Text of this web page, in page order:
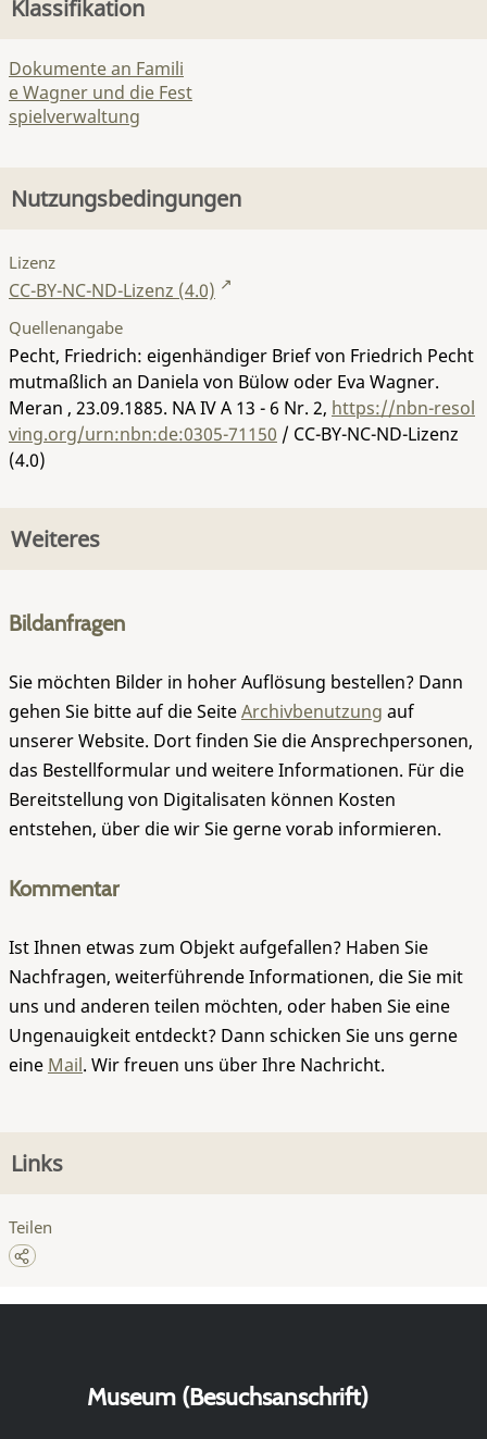
Klassifikation
Dokumente an Famili
e Wagner und die Fest
spielverwaltung
Nutzungsbedingungen
Lizenz
CC-BY-NC-ND-Lizenz (4.0)
Quellenangabe
Pecht, Friedrich: eigenhändiger Brief von Friedrich Pecht
mutmaßlich an Daniela von Bülow oder Eva Wagner.
Meran , 23.09.1885. NA IV A 13 - 6 Nr. 2, https://nbn-resol
ving.org/urn:nbn:de:0305-71150 / CC-BY-NC-ND-Lizenz
(4.0)
Weiteres
Bildanfragen
Sie möchten Bilder in hoher Auflösung bestellen? Dann
gehen Sie bitte auf die SeiteArchivbenutzung auf
unserer Website. Dort finden Sie die Ansprechpersonen,
das Bestellformular und weitere Informationen. Für die
Bereitstellung von Digitalisaten können Kosten
entstehen, über die wir Sie gerne vorab informieren.
Kommentar
Ist Ihnen etwas zum Objekt aufgefallen? Haben Sie
Nachfragen, weiterführende Informationen, die Sie mit
uns und anderen teilen möchten, oder haben Sie eine
Ungenauigkeit entdeckt? Dann schicken Sie uns gerne
eine Mail. Wir freuen uns über Ihre Nachricht.
Links
Teilen
Museum (Besuchsanschrift)